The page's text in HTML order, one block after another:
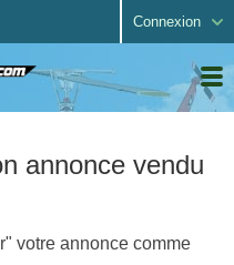
Connexion
annonce vendu
votre annonce comme